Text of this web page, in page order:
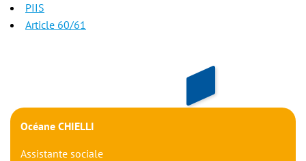
PIIS
Article 60/61
Océane CHIELLI
Assistante sociale